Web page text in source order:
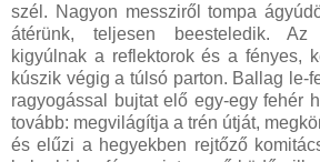
szél. Nagyon messziről tompa
átérünk, teljesen beesteledik. Az
kigyúlnak a reflektorok és a fényes,
kúszik végig a túlsó parton. Ballag le-
ragyogással bujtat elő egy-egy fehér
tovább: megvilágítja a trén útját,
és elűzi a hegyekben rejtőző